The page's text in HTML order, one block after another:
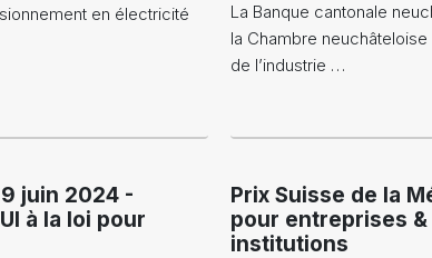
en électricité
La Banque cantonale
la Chambre
de l’industrie …
juin 2024 -
à la loi pour
Prix Suisse de la
pour entreprises &
institutions